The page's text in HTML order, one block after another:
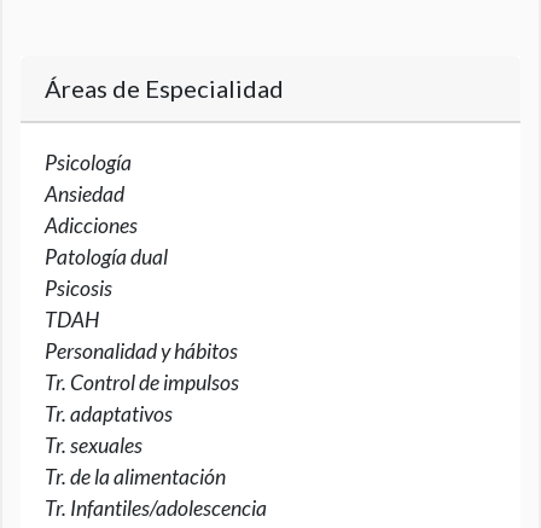
Áreas de Especialidad
Psicología
Ansiedad
Adicciones
Patología dual
Psicosis
TDAH
Personalidad y hábitos
Tr. Control de impulsos
Tr. adaptativos
Tr. sexuales
Tr. de la alimentación
Tr. Infantiles/adolescencia